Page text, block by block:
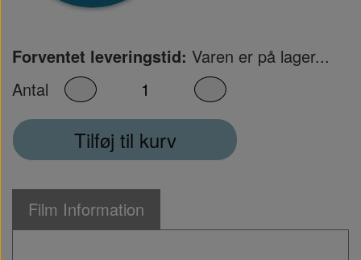
Forventet leveringstid: Varen er på lager...
Antal
Tilføj til kurv
Film Information